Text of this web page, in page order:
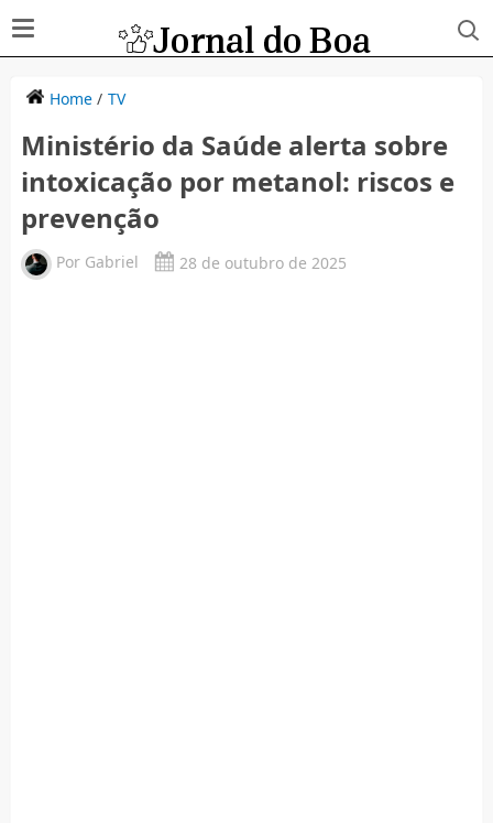
Home/ TV
Ministério da Saúde alerta sobre
intoxicação por metanol: riscos e
prevenção
Por Gabriel 28 de outubro de 2025